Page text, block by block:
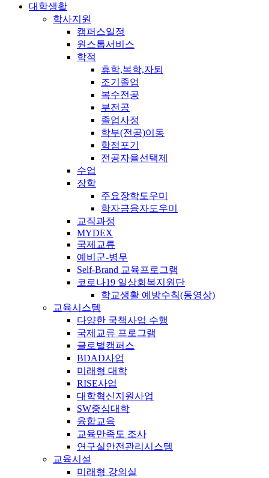
대학생활
학사지원
캠퍼스일정
원스톱서비스
학적
휴학,복학,자퇴
조기졸업
복수전공
부전공
졸업사정
학부(전공)이동
학점포기
전공자율선택제
수업
장학
주요장학도우미
학자금융자도우미
교직과정
MYDEX
국제교류
예비군-병무
Self-Brand 교육프로그램
코로나19 일상회복지원단
학교생활 예방수칙(동영상)
교육시스템
다양한 국책사업 수행
국제교류 프로그램
글로벌캠퍼스
BDAD사업
미래형 대학
RISE사업
대학혁신지원사업
SW중심대학
융합교육
교육만족도 조사
연구실안전관리시스템
교육시설
미래형 강의실